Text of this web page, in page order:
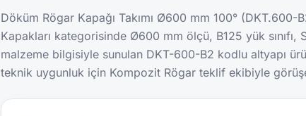
Döküm Rögar Kapağı Takımı Ø600 mm 100° (DKT.600-
Kapakları kategorisinde Ø600 mm ölçü, B125 yük sınıfı,
malzeme bilgisiyle sunulan DKT-600-B2 kodlu altyapı
teknik uygunluk için Kompozit Rögar teklif ekibiyle